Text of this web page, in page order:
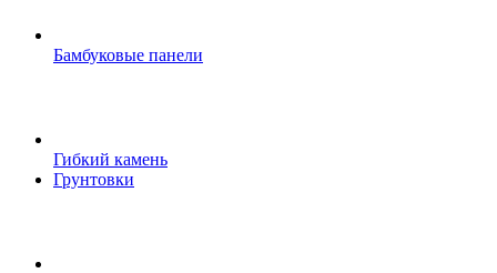
Бамбуковые панели
Гибкий камень
Грунтовки